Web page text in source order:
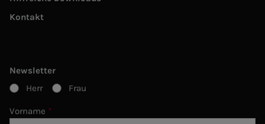
Kontakt
Newsletter
Herr
Frau
Vorname